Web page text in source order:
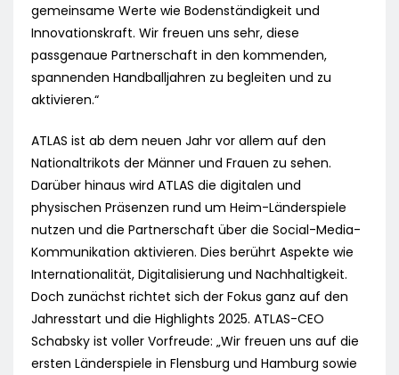
gemeinsame Werte wie Bodenständigkeit und
Innovationskraft. Wir freuen uns sehr, diese
passgenaue Partnerschaft in den kommenden,
spannenden Handballjahren zu begleiten und zu
aktivieren.“
ATLAS ist ab dem neuen Jahr vor allem auf den
Nationaltrikots der Männer und Frauen zu sehen.
Darüber hinaus wird ATLAS die digitalen und
physischen Präsenzen rund um Heim-Länderspiele
nutzen und die Partnerschaft über die Social-Media-
Kommunikation aktivieren. Dies berührt Aspekte wie
Internationalität, Digitalisierung und Nachhaltigkeit.
Doch zunächst richtet sich der Fokus ganz auf den
Jahresstart und die Highlights 2025. ATLAS-CEO
Schabsky ist voller Vorfreude: „Wir freuen uns auf die
ersten Länderspiele in Flensburg und Hamburg sowie